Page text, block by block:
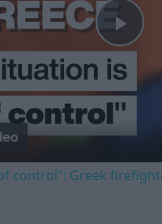
Play
control": Greek